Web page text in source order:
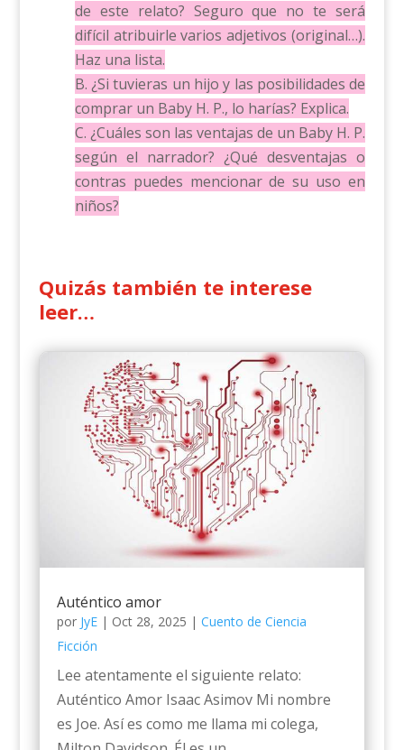
de este relato? Seguro que no te será
difícil atribuirle varios adjetivos (original…).
Haz una lista.
B. ¿Si tuvieras un hijo y las posibilidades de
comprar un Baby H. P., lo harías? Explica.
C. ¿Cuáles son las ventajas de un Baby H. P.
según el narrador? ¿Qué desventajas o
contras puedes mencionar de su uso en
niños?
Quizás también te interese
leer…
Auténtico amor
por JyE| Oct 28, 2025 | Cuento de Ciencia
Ficción
Lee atentamente el siguiente relato:
Auténtico Amor Isaac Asimov Mi nombre
es Joe. Así es como me llama mi colega,